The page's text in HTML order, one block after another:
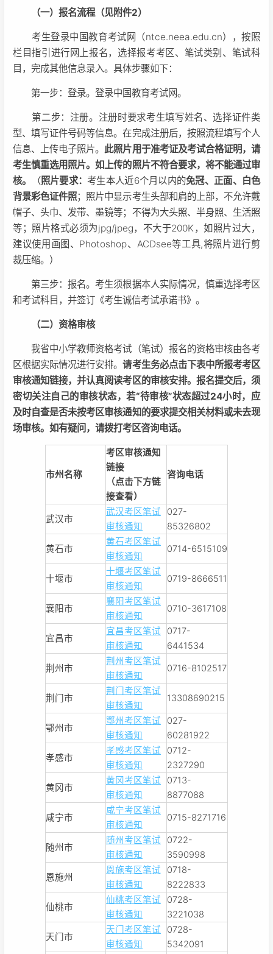
（一）报名流程（见附件2）
考生登录中国教育考试网（ntce.neea.edu.cn），按照
栏目指引进行网上报名，选择报考考区、笔试类别、笔试科
目，完成其他信息录入。具体步骤如下：
第一步：登录。登录中国教育考试网。
第二步：注册。注册时要求考生填写姓名、选择证件类
型、填写证件号码等信息。在完成注册后，按照流程填写个人
信息、上传电子照片。 此照片用于准考证及考试合格证明，请
考生慎重选用照片。如上传的照片不符合要求，将不能通过审
核。
（照片要求：考生本人近6个月以内的免冠、正面、白色
背景彩色证件照；照片中显示考生头部和肩的上部，不允许戴
帽子、头巾、发带、墨镜等；不得为大头照、半身照、生活照
等；照片格式必须为jpg/jpeg，不大于200K，如照片过大，
建议使用画图、Photoshop、ACDsee等工具,将照片进行剪
裁压缩。）
第三步：报名。考生须根据本人实际情况，慎重选择考区
和考试科目，并签订《考生诚信考试承诺书》。
（二）资格审核
我省中小学教师资格考试（笔试）报名的资格审核由各考
区根据实际情况进行安排。请考生务必点击下表中所报考考区
审核通知链接，并认真阅读考区的审核安排。报名提交后，须
密切关注自己的审核状态，若“待审核”状态超过24小时，应
及时自查是否未按考区审核通知的要求提交相关材料或未去现
场审核。如有疑问，请拨打考区咨询电话。
市州名称
考区审核通知
链接
（点击下方链
接查看）
咨询电话
武汉市
武汉考区笔试
审核通知
027-
85326802
黄石市
黄石考区笔试
审核通知
0714-6515109
十堰市
十堰考区笔试
审核通知
0719-8666511
襄阳市
襄阳考区笔试
审核通知
0710-3617108
宜昌市
宜昌考区笔试
审核通知
0717-
6441534
荆州市
荆州考区笔试
审核通知
0716-8102517
荆门市
荆门考区笔试
审核通知
13308690215
鄂州市
鄂州考区笔试
审核通知
027-
60281922
孝感市
孝感考区笔试
审核通知
0712-
2327290
黄冈市
黄冈考区笔试
审核通知
0713-
8877088
咸宁市
咸宁考区笔试
审核通知
0715-8271716
随州市
随州考区笔试
审核通知
0722-
3590998
恩施州
恩施考区笔试
审核通知
0718-
8222833
仙桃市
仙桃考区笔试
审核通知
0728-
3221038
天门市
天门考区笔试
审核通知
0728-
5342091